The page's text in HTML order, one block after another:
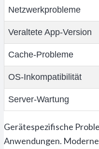
Netzwerkprobleme
Veraltete App-Version
Cache-Probleme
OS-Inkompatibilität
Server-Wartung
Gerätespezifische
Anwendungen.